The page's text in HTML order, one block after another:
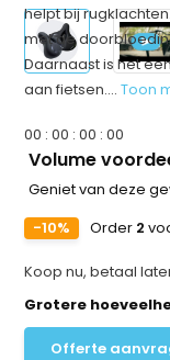
helpt bij
met de
Daarnaast is het
aan fietsen....Toon
00 :00 :00 :00
Volume
Geniet van deze
-10%
Order 2
Koop nu, betaal
Grotere
Offerte